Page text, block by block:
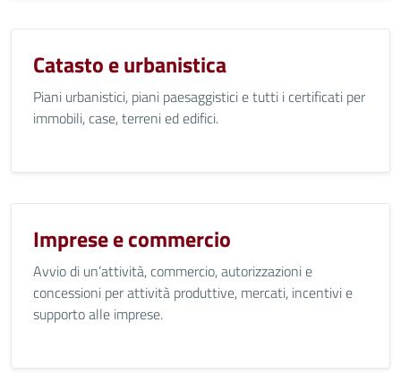
Catasto e urbanistica
Piani urbanistici, piani paesaggistici e tutti i certificati per
immobili, case, terreni ed edifici.
Imprese e commercio
Avvio di un’attività, commercio, autorizzazioni e
concessioni per attività produttive, mercati, incentivi e
supporto alle imprese.